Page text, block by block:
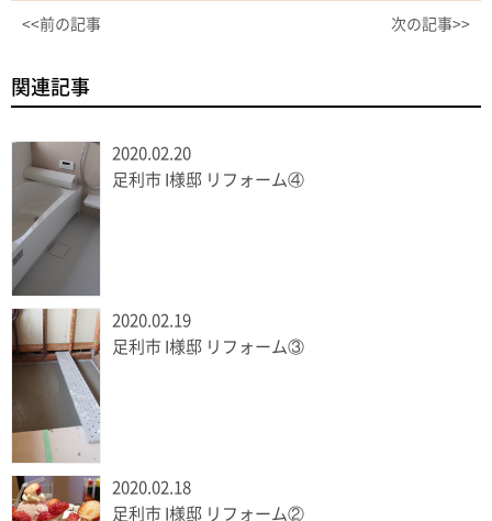
<<前の記事 次の記事>>
関連記事
2020.02.20
足利市 I様邸 リフォーム④
2020.02.19
足利市 I様邸 リフォーム③
2020.02.18
足利市 I様邸 リフォーム②